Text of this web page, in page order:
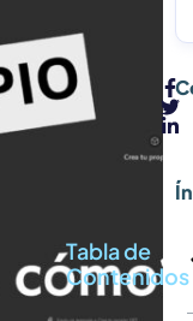
Tabla de
Contenidos